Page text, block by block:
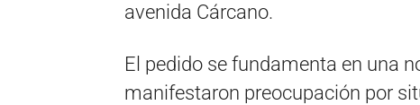
avenida Cárcano.
El pedido se fundamenta en una
manifestaron preocupación por